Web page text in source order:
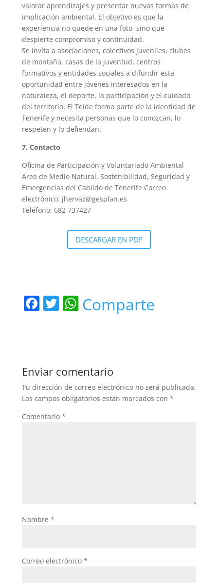
valorar aprendizajes y presentar nuevas formas de
implicación ambiental. El objetivo es que la
experiencia no quede en una foto, sino que
despierte compromiso y continuidad.
Se invita a asociaciones, colectivos juveniles, clubes
de montaña, casas de la juventud, centros
formativos y entidades sociales a difundir esta
oportunidad entre jóvenes interesados en la
naturaleza, el deporte, la participación y el cuidado
del territorio. El Teide forma parte de la identidad de
Tenerife y necesita personas que lo conozcan, lo
respeten y lo defiendan.
7. Contacto
Oficina de Participación y Voluntariado Ambiental
Área de Medio Natural, Sostenibilidad, Seguridad y
Emergencias del Cabildo de Tenerife Correo
electrónico: jhervaz@gesplan.es
Teléfono: 682 737427
DESCARGAR EN PDF
F
b
o
o
k
T W
A
p
p
Comparte
Enviar comentario
Tu dirección de correo electrónico no será publicada.
Los campos obligatorios están marcados con *
Comentario *
Nombre *
Correo electrónico *